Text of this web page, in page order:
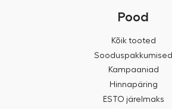
Pood
Kõik tooted
Sooduspakkumised
Kampaaniad
Hinnapäring
ESTO järelmaks